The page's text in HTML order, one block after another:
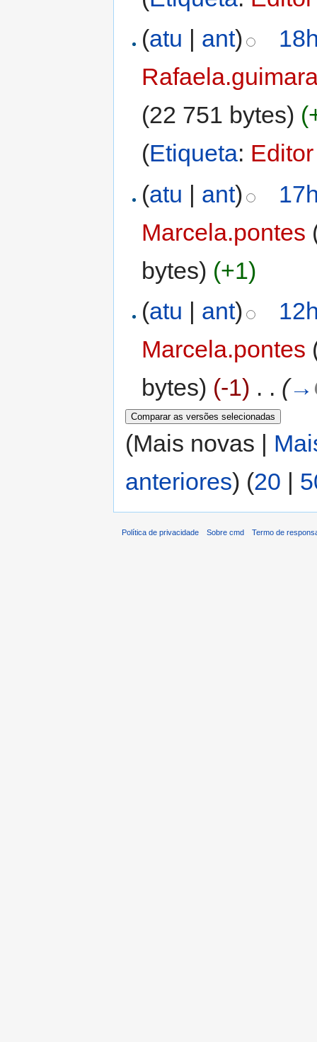
(atu ant)
(22 751 bytes)
(Etiqueta:
(atu | ant)
Marcela.pontes
bytes) (+1)
(atu | ant)
Marcela.pontes
bytes) (-1) . . (→
(Mais novas |
anteriores) (20 |
Política de privacidade Sobre cmd Termo de